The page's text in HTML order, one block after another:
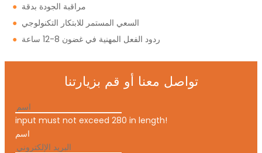
● مراقبة الجودة بدقة
● السعي المستمر للابتكار التكنولوجي
●
ردود الفعل المهنية في غضون 8-12 ساعة
تواصل معنا أو قم بزيارتنا
input must not exceed 280 in length!
اسم